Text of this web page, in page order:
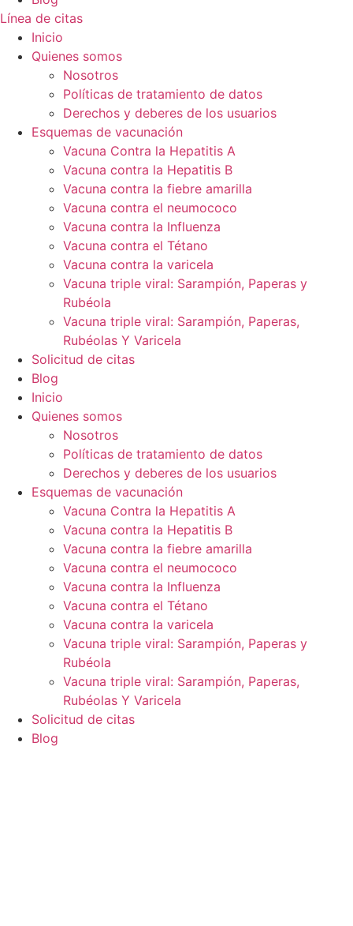
Línea de citas
Inicio
Quienes somos
Nosotros
Políticas de tratamiento de datos
Derechos y deberes de los usuarios
Esquemas de vacunación
Vacuna Contra la Hepatitis A
Vacuna contra la Hepatitis B
Vacuna contra la fiebre amarilla
Vacuna contra el neumococo
Vacuna contra la Influenza
Vacuna contra el Tétano
Vacuna contra la varicela
Vacuna triple viral: Sarampión, Paperas y
Rubéola
Vacuna triple viral: Sarampión, Paperas,
Rubéolas Y Varicela
Solicitud de citas
Blog
Inicio
Quienes somos
Nosotros
Políticas de tratamiento de datos
Derechos y deberes de los usuarios
Esquemas de vacunación
Vacuna Contra la Hepatitis A
Vacuna contra la Hepatitis B
Vacuna contra la fiebre amarilla
Vacuna contra el neumococo
Vacuna contra la Influenza
Vacuna contra el Tétano
Vacuna contra la varicela
Vacuna triple viral: Sarampión, Paperas y
Rubéola
Vacuna triple viral: Sarampión, Paperas,
Rubéolas Y Varicela
Solicitud de citas
Blog